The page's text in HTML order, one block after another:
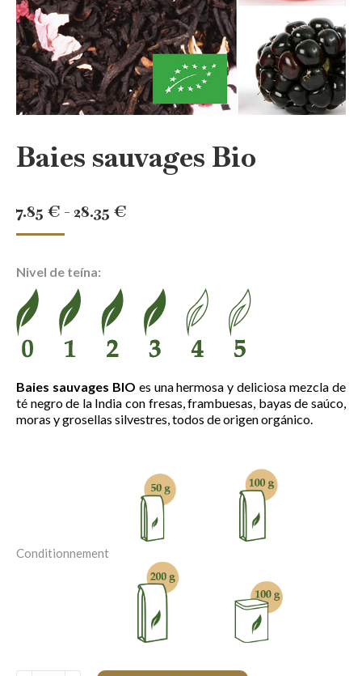
Baies sauvages Bio
7.85 € - 28.35 €
desde
7.85 €
hasta
28.35 €
Nivel de teína:
Baies sauvages BIO es una hermosa y deliciosa mezcla de
té negro de la India con fresas, frambuesas, bayas de saúco,
moras y grosellas silvestres, todos de origen orgánico.
Conditionnement